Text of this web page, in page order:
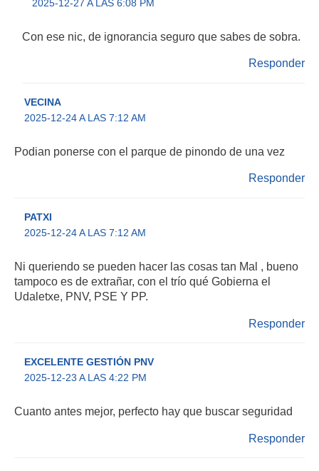
2025-12-27 A LAS 6:08 PM
Con ese nic, de ignorancia seguro que sabes de sobra.
Responder
VECINA
2025-12-24 A LAS 7:12 AM
Podian ponerse con el parque de pinondo de una vez
Responder
PATXI
2025-12-24 A LAS 7:12 AM
Ni queriendo se pueden hacer las cosas tan Mal , bueno
tampoco es de extrañar, con el trío qué Gobierna el
Udaletxe, PNV, PSE Y PP.
Responder
EXCELENTE GESTIÓN PNV
2025-12-23 A LAS 4:22 PM
Cuanto antes mejor, perfecto hay que buscar seguridad
Responder